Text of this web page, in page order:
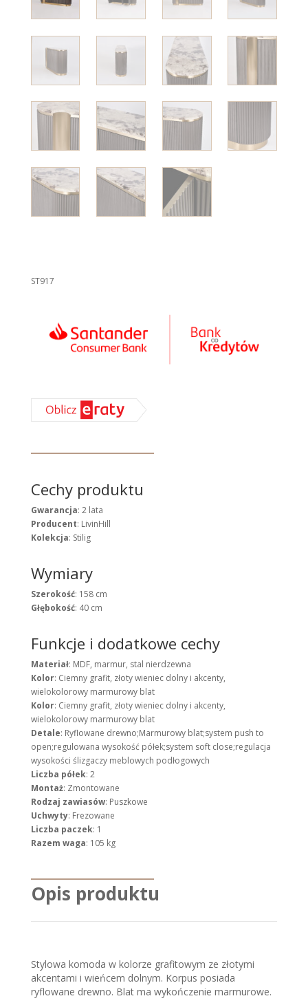
ST917
Cechy produktu
Gwarancja: 2 lata
Producent: LivinHill
Kolekcja: Stilig
Wymiary
Szerokość: 158 cm
Głębokość: 40 cm
Funkcje i dodatkowe cechy
Materiał: MDF, marmur, stal nierdzewna
Kolor: Ciemny grafit, złoty wieniec dolny i akcenty,
wielokolorowy marmurowy blat
Kolor: Ciemny grafit, złoty wieniec dolny i akcenty,
wielokolorowy marmurowy blat
Detale: Ryflowane drewno;Marmurowy blat;system push to
open;regulowana wysokość półek;system soft close;regulacja
wysokości ślizgaczy meblowych podłogowych
Liczba półek: 2
Montaż: Zmontowane
Rodzaj zawiasów: Puszkowe
Uchwyty: Frezowane
Liczba paczek: 1
Razem waga: 105 kg
Opis produktu
Stylowa komoda w kolorze grafitowym ze złotymi
akcentami i wieńcem dolnym. Korpus posiada
ryflowane drewno. Blat ma wykończenie marmurowe.